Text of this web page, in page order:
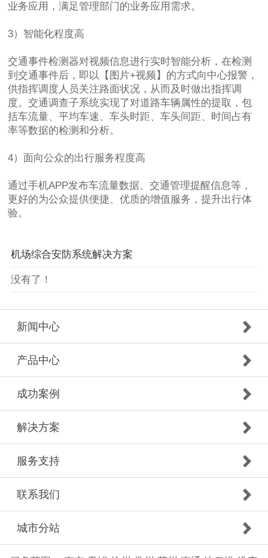
业务应用，满足管理部门的业务应用需求。
3）智能化程度高
交通事件检测器对视频信息进行实时智能分析，在检测
到交通事件后，即以【图片+视频】的方式向中心报警，
供指挥调度人员关注路面状况，从而及时做出指挥调
度。交通调查子系统实现了对道路车辆属性的提取，包
括车流量、平均车速、车头时距、车头间距、时间占有
率等数据的检测和分析。
4）面向公众的出行服务程度高
通过手机APP发布车流量数据、交通管理提醒信息等，
更好的为公众提供便捷、优质的增值服务，提升出行体
验。
机场综合安防系统解决方案
没有了！
新闻中心
产品中心
成功案例
解决方案
服务支持
联系我们
城市分站